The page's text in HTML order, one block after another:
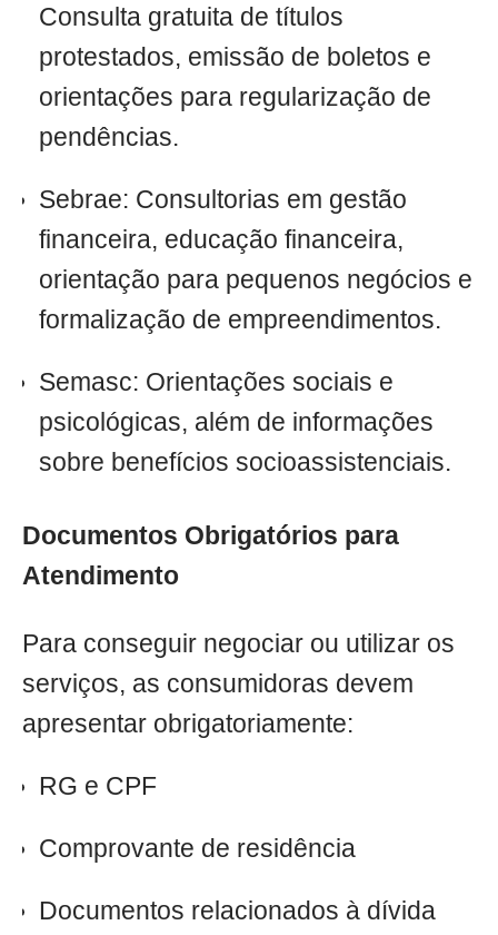
Consulta gratuita de títulos
protestados, emissão de boletos e
orientações para regularização de
pendências.
Sebrae: Consultorias em gestão
financeira, educação financeira,
orientação para pequenos negócios e
formalização de empreendimentos.
Semasc: Orientações sociais e
psicológicas, além de informações
sobre benefícios socioassistenciais.
Documentos Obrigatórios para
Atendimento
Para conseguir negociar ou utilizar os
serviços, as consumidoras devem
apresentar obrigatoriamente:
RG e CPF
Comprovante de residência
Documentos relacionados à dívida